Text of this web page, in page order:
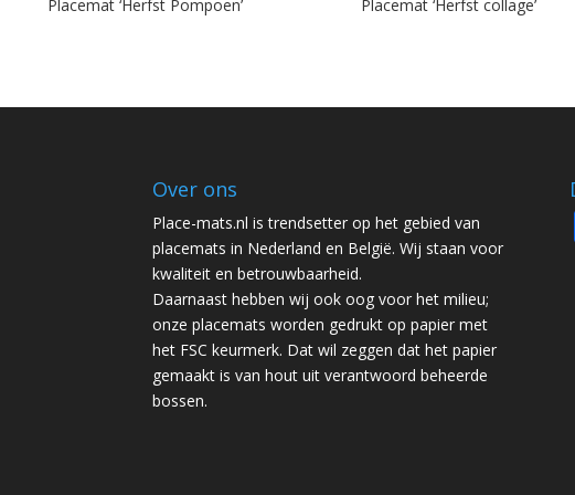
Placemat ‘Herfst Pompoen’ Placemat ‘Herfst collage’
Over ons
Place-mats.nl is trendsetter op het gebied van
placemats in Nederland en België. Wij staan voor
kwaliteit en betrouwbaarheid.
Daarnaast hebben wij ook oog voor het milieu;
onze placemats worden gedrukt op papier met
het FSC keurmerk. Dat wil zeggen dat het papier
gemaakt is van hout uit verantwoord beheerde
bossen.